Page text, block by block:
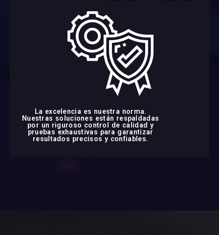
La excelencia es nuestra norma.
Nuestras soluciones están respaldadas
por un riguroso control de calidad y
pruebas exhaustivas para garantizar
resultados precisos y confiables.